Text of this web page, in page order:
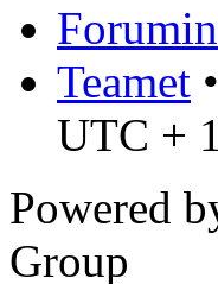
Teamet •
UTC +
Powered
Group